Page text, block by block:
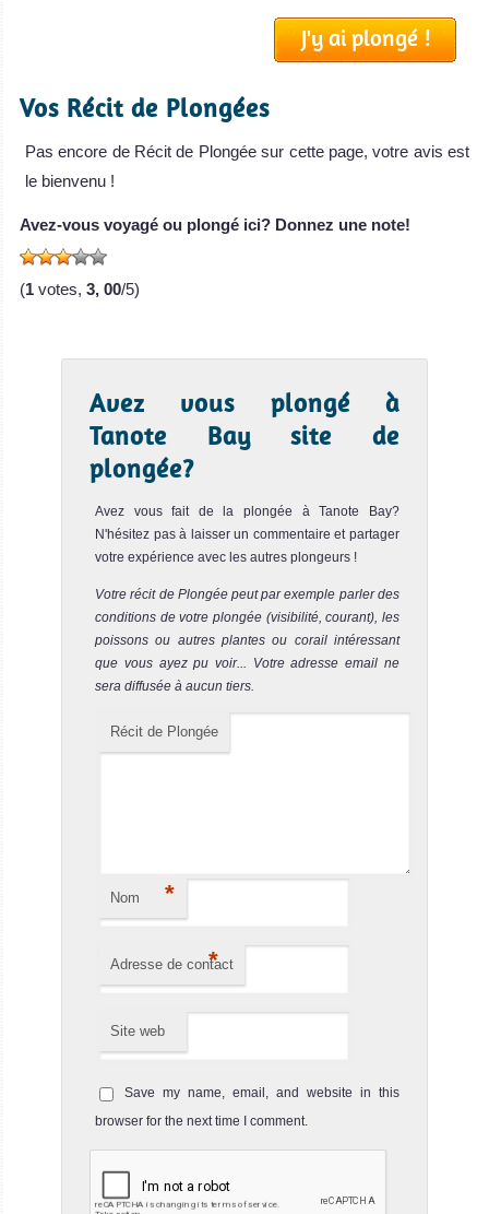
Notre avis
est l'un des meilleurs sites de plongée autour de Koh Tao.
South West Rock
Le spot de plongée de South West Rock est situé à
des mei...
Chumphon Pinnacle
Le spot sous-marin de Chumphon Pinnacle est un
L'endroit pré...
Notre avis
Shark Island
spots sous-marins de Koh Tao. Il consiste en plusieurs
Three Rocks
Le site de plongée de Three Rocks consiste en trois
superbes patates sous-marines. Le fond sableux est situé
à 14 m d...
Notre avis
Mango Bay
Le site de plongée de Nang Yuan Pinnacle est situé sur la
côte nord entre Koh Nang Yuan et l'île de Koh Tao. Le
J'y ai plongé !
Vos Récit de Plongées
Pas encore de Récit de Plongée sur cette page, votre avis est
le bienvenu !
Avez-vous voyagé ou plongé ici? Donnez une note!
(1 votes, 3, 00/5)
Avez vous plongé à
Tanote Bay site de
plongée?
Avez vous fait de la plongée à Tanote Bay?
N'hésitez pas à laisser un commentaire et partager
votre expérience avec les autres plongeurs !
Votre récit de Plongée peut par exemple parler des
conditions de votre plongée (visibilité, courant), les
poissons ou autres plantes ou corail intéressant
que vous ayez pu voir... Votre adresse email ne
sera diffusée à aucun tiers.
Récit de Plongée
Nom *
Adresse de contact
*
Site web
Save my name, email, and website in this
browser for the next time I comment.